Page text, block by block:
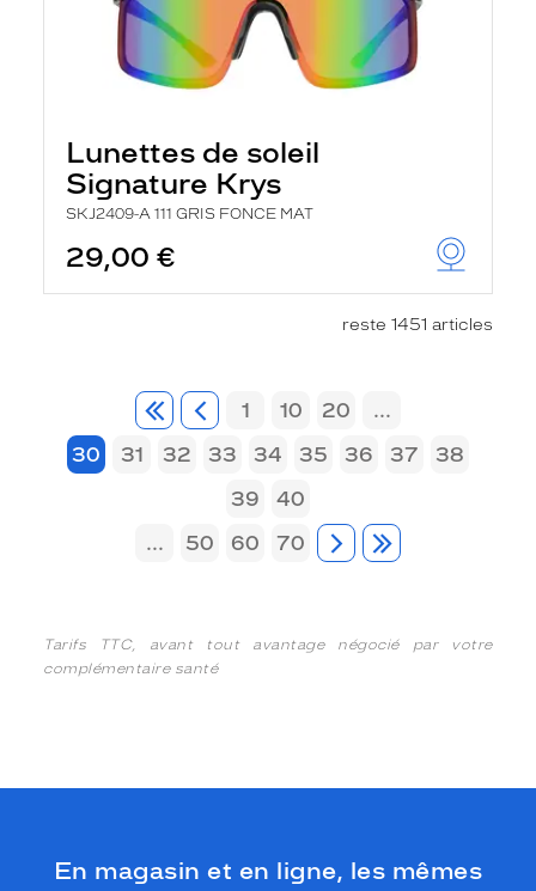
Lunettes de soleil
Signature Krys
SKJ2409-A 111 GRIS FONCE MAT
29,00 €
reste 1451 articles
1 10 20
...
30
31 32 33 34 35 36 37
38
39
40
...
50 60 70
Tarifs TTC, avant tout avantage négocié par votre
complémentaire santé
En magasin et en ligne, les mêmes